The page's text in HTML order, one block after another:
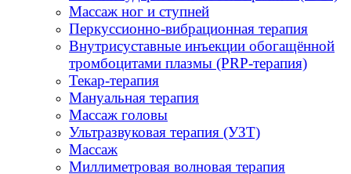
Массаж ног и ступней
Перкуссионно-вибрационная терапия
Внутрисуставные инъекции обогащённой
тромбоцитами плазмы (PRP-терапия)
Текар-терапия
Мануальная терапия
Массаж головы
Ультразвуковая терапия (УЗТ)
Массаж
Миллиметровая волновая терапия